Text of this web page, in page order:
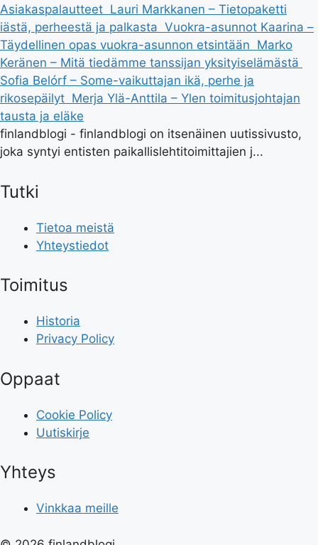
Asiakaspalautteet Lauri Markkanen – Tietopaketti
iästä, perheestä ja palkasta Vuokra-asunnot Kaarina –
Täydellinen opas vuokra-asunnon etsintään Marko
Keränen – Mitä tiedämme tanssijan yksityiselämästä
Sofia Belórf – Some-vaikuttajan ikä, perhe ja
rikosepäilyt Merja Ylä-Anttila – Ylen toimitusjohtajan
tausta ja eläke
finlandblogi - finlandblogi on itsenäinen uutissivusto,
joka syntyi entisten paikallislehtitoimittajien j...
Tutki
Tietoa meistä
Yhteystiedot
Toimitus
Historia
Privacy Policy
Oppaat
Cookie Policy
Uutiskirje
Yhteys
Vinkkaa meille